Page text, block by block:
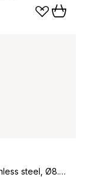
모도 Rof 변기 브러시, Stainless steel, Ø8.5x49 cm